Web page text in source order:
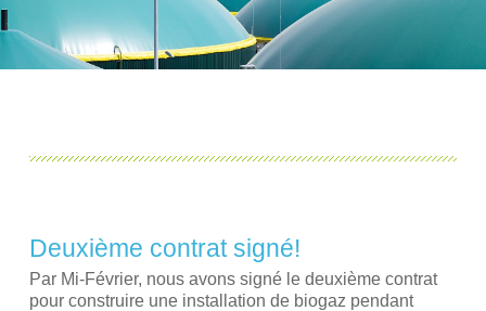
Deuxième contrat signé!
Par Mi-Février, nous avons signé le deuxième contrat
pour construire une installation de biogaz pendant